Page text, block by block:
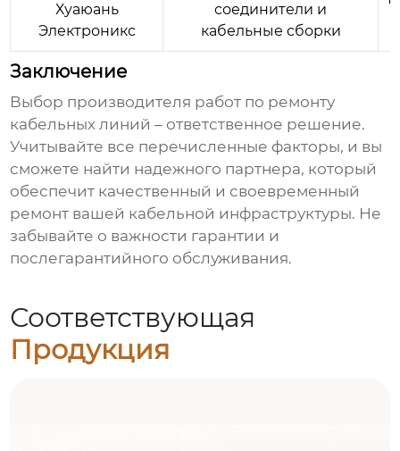
Хуаюань
Электроникс
соединители и
кабельные сборки
Заключение
Выбор производителя работ по ремонту
кабельных линий – ответственное решение.
Учитывайте все перечисленные факторы, и вы
сможете найти надежного партнера, который
обеспечит качественный и своевременный
ремонт вашей кабельной инфраструктуры. Не
забывайте о важности гарантии и
послегарантийного обслуживания.
Соответствующая
Продукция